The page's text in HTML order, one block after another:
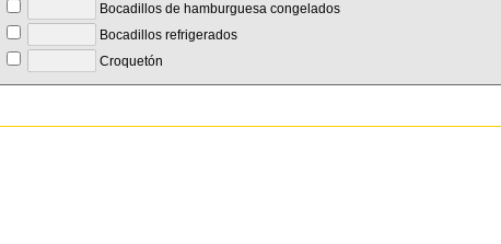
Bocadillos de hamburguesa congelados
Bocadillos refrigerados
Croquetón